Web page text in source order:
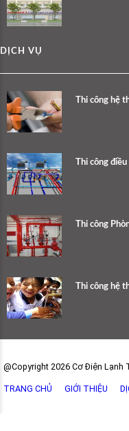
DỊCH VỤ
Thi công hệ
Thi công
Thi công
Thi công hệ
@Copyright 2026 Cơ Điện Lạnh
TRANG CHỦ GIỚI THIỆU